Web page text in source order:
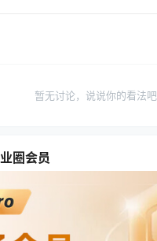
暂无讨论，说说你的看法吧
圈会员